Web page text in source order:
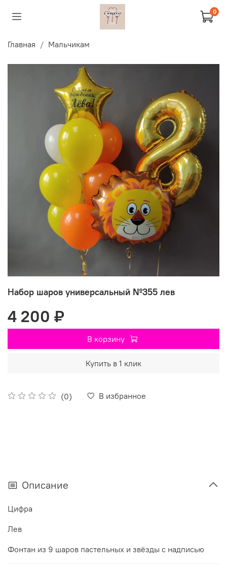
0
Главная Мальчикам
Набор шаров универсальный №355 лев
(0) В избранное
4 200 ₽
В корзину
Купить в 1 клик
Описание
Цифра
Лев
Фонтан из 9 шаров пастельных и звёзды с надписью